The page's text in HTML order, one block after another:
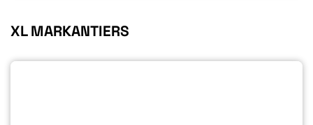
XL MARKANTIERS